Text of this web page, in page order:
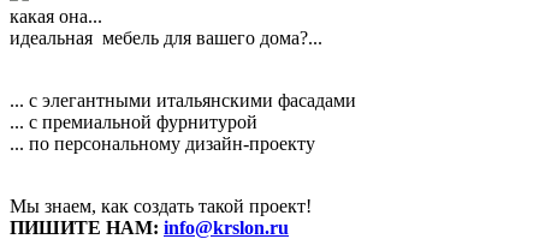
какая она...
идеальная мебель для вашего дома?...
... с элегантными итальянскими фасадами
... с премиальной фурнитурой
... по персональному дизайн-проекту
Мы знаем, как создать такой проект!
ПИШИТЕ НАМ: info@krslon.ru